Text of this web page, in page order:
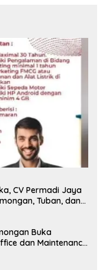
CV Permadi Jaya
Tuban, dan
Buka
dan Maintenance